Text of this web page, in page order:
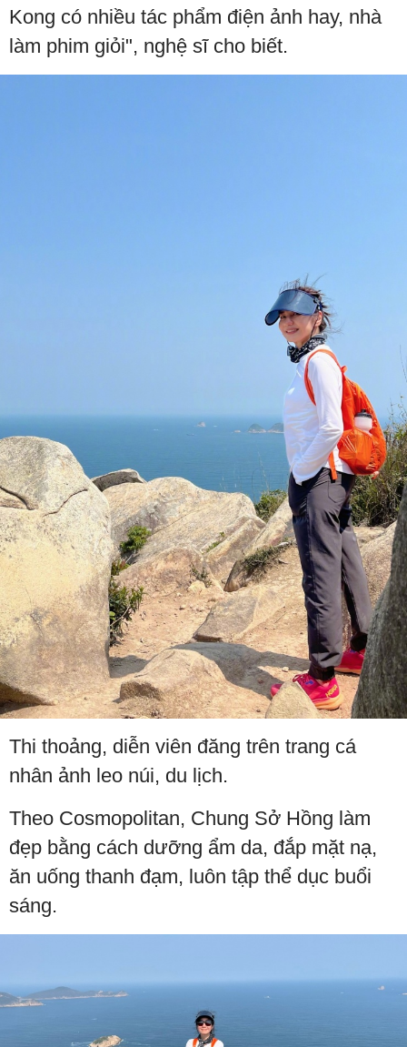
Kong có nhiều tác phẩm điện ảnh hay, nhà
làm phim giỏi", nghệ sĩ cho biết.
Thi thoảng, diễn viên đăng trên trang cá
nhân ảnh leo núi, du lịch.
Theo Cosmopolitan, Chung Sở Hồng làm
đẹp bằng cách dưỡng ẩm da, đắp mặt nạ,
ăn uống thanh đạm, luôn tập thể dục buổi
sáng.